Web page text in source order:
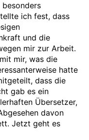
ich fest, dass
und die
mir zur Arbeit.
mir, was die
hatte
dass die
gab es ein
Übersetzer,
davon
Jetzt geht es